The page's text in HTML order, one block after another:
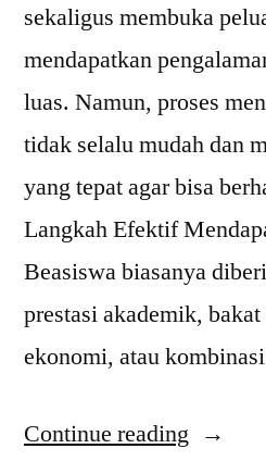
sekaligus membuka
mendapatkan
luas. Namun, proses
tidak selalu mudah dan
yang tepat agar bisa
Langkah Efektif
Beasiswa biasanya
prestasi akademik,
ekonomi, atau
Continue reading “Cara